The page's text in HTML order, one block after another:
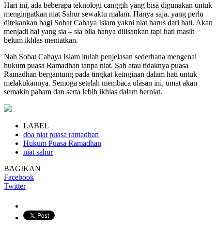
Hari ini, ada beberapa teknologi canggih yang bisa digunakan untuk
mengingatkan niat Sahur sewaktu malam. Hanya saja, yang perlu
ditekankan bagi Sobat Cahaya Islam yakni niat harus dari hati. Akan
menjadi hal yang sia – sia bila hanya dilisankan tapi hati masih
belum ikhlas meniatkan.
Nah Sobat Cahaya Islam itulah penjelasan sederhana mengenai
hukum puasa Ramadhan tanpa niat. Sah atau tidaknya puasa
Ramadhan bergantung pada tingkat keinginan dalam hati untuk
melakukannya. Semoga setelah membaca ulasan ini, umat akan
semakin paham dan serta lebih ikhlas dalam berniat.
LABEL
doa niat puasa ramadhan
Hukum Puasa Ramadhan
niat sahur
BAGIKAN
Facebook
Twitter